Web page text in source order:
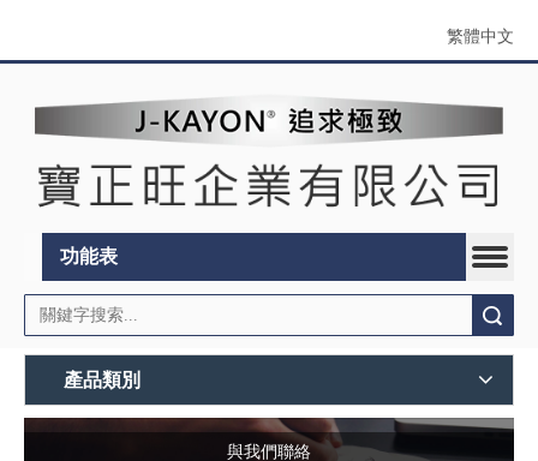
繁體中文
功能表
產品類別
與我們聯絡